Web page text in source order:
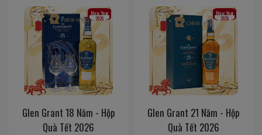
New Year
2026
Glen Grant 18 Năm - Hộp
Quà Tết 2026
New Year
2026
Glen Grant 21 Năm - Hộp
Quà Tết 2026